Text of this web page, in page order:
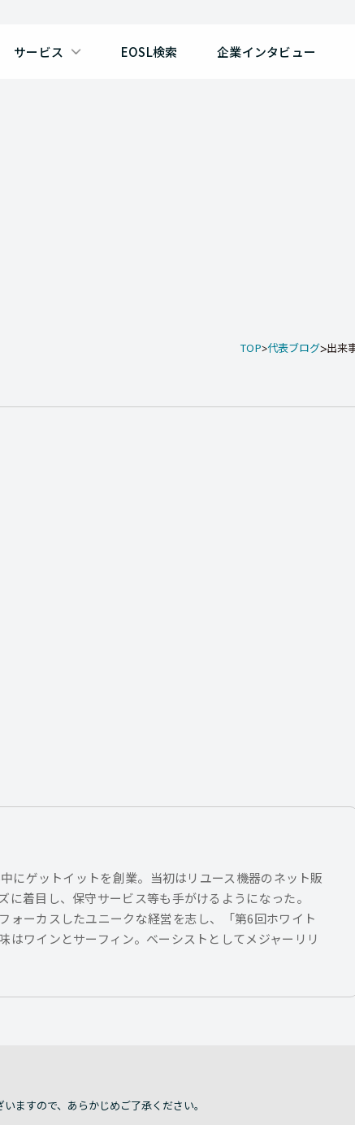
サービス EOSL検索 企業インタビュー
TOP 代表ブログ 出来
にゲットイットを創業。当初はリユース機器のネット販
に着目し、保守サービス等も手がけるようになった。
ォーカスしたユニークな経営を志し、「第6回ホワイト
はワインとサーフィン。ベーシストとしてメジャーリリ
ますので、あらかじめご了承ください。